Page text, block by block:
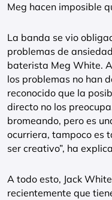
Meg hacen imposible
La banda se vio
problemas de
baterista Meg White.
los problemas no han
reconocido que la
directo no los
bromeando, pero es
ocurriera, tampoco es
ser creativo”, ha
A todo esto, Jack
recientemente que